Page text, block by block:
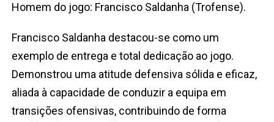
Homem do jogo: Francisco Saldanha (Trofense).
Francisco Saldanha destacou-se como um
exemplo de entrega e total dedicação ao jogo.
Demonstrou uma atitude defensiva sólida e eficaz,
aliada à capacidade de conduzir a equipa em
transições ofensivas, contribuindo de forma